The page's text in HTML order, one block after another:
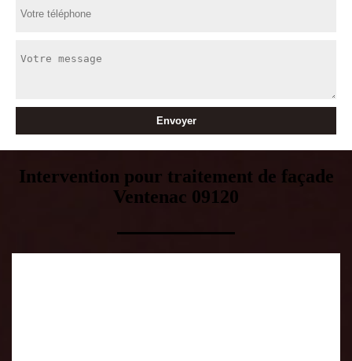
Intervention pour traitement de façade
Ventenac 09120